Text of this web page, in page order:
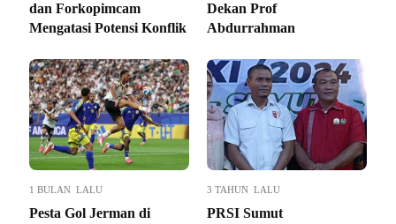
dan Forkopimcam
Mengatasi Potensi Konflik
Dekan Prof
Abdurrahman
1 BULAN LALU
Pesta Gol Jerman di
3 TAHUN LALU
PRSI Sumut